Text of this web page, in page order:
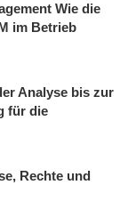
Wie die
im Betrieb
Analyse bis zur
für die
Rechte und